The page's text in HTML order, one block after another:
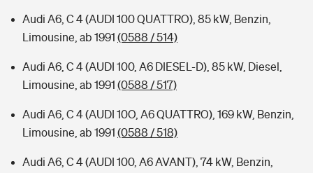
Audi A6, C 4 (AUDI 100 QUATTRO), 85 kW, Benzin,
Limousine, ab 1991 (0588 / 514)
Audi A6, C 4 (AUDI 100, A6 DIESEL-D), 85 kW, Diesel,
Limousine, ab 1991 (0588 / 517)
Audi A6, C 4 (AUDI 10O, A6 QUATTRO), 169 kW, Benzin,
Limousine, ab 1991 (0588 / 518)
Audi A6, C 4 (AUDI 100, A6 AVANT), 74 kW, Benzin,